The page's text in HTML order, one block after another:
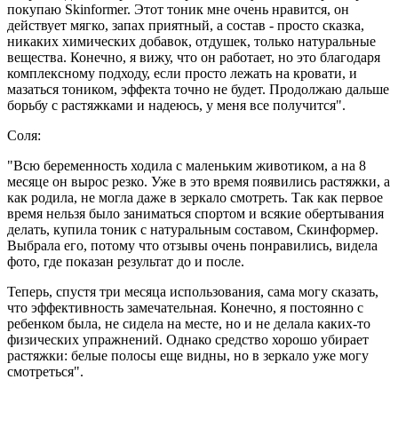
покупаю Skinformer. Этот тоник мне очень нравится, он
действует мягко, запах приятный, а состав - просто сказка,
никаких химических добавок, отдушек, только натуральные
вещества. Конечно, я вижу, что он работает, но это благодаря
комплексному подходу, если просто лежать на кровати, и
мазаться тоником, эффекта точно не будет. Продолжаю дальше
борьбу с растяжками и надеюсь, у меня все получится".
Соля:
"Всю беременность ходила с маленьким животиком, а на 8
месяце он вырос резко. Уже в это время появились растяжки, а
как родила, не могла даже в зеркало смотреть. Так как первое
время нельзя было заниматься спортом и всякие обертывания
делать, купила тоник с натуральным составом, Скинформер.
Выбрала его, потому что отзывы очень понравились, видела
фото, где показан результат до и после.
Теперь, спустя три месяца использования, сама могу сказать,
что эффективность замечательная. Конечно, я постоянно с
ребенком была, не сидела на месте, но и не делала каких-то
физических упражнений. Однако средство хорошо убирает
растяжки: белые полосы еще видны, но в зеркало уже могу
смотреться".